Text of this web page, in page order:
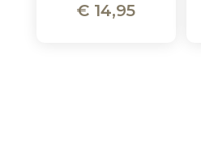
€ 14,95